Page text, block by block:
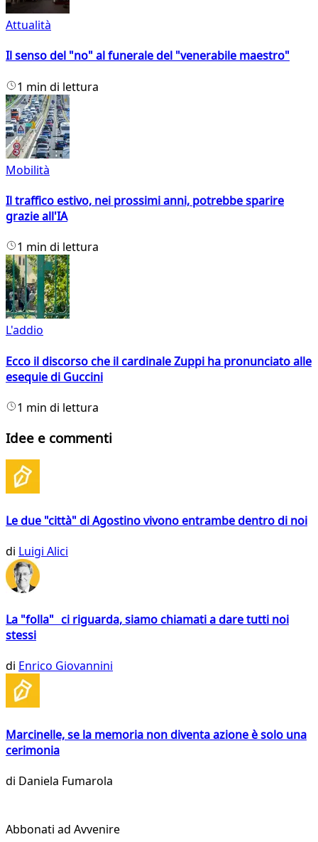
Attualità
Il senso del "no" al funerale del "venerabile maestro"
1 min di lettura
Mobilità
Il traffico estivo, nei prossimi anni, potrebbe sparire
grazie all'IA
1 min di lettura
L'addio
Ecco il discorso che il cardinale Zuppi ha pronunciato alle
esequie di Guccini
1 min di lettura
Idee e commenti
Le due "città" di Agostino vivono entrambe dentro di noi
di Luigi Alici
La "folla" ci riguarda, siamo chiamati a dare tutti noi
stessi
di Enrico Giovannini
Marcinelle, se la memoria non diventa azione è solo una
cerimonia
di Daniela Fumarola
Abbonati ad Avvenire